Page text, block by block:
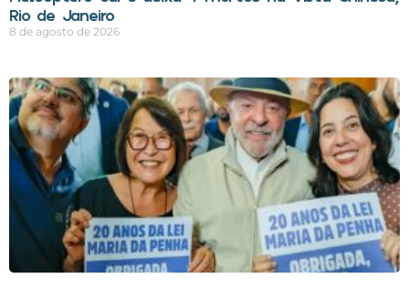
Rio de Janeiro
8 de agosto de 2026